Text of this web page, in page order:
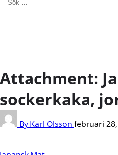
Attachment:
sockerkaka,
By Karl Olsson februari